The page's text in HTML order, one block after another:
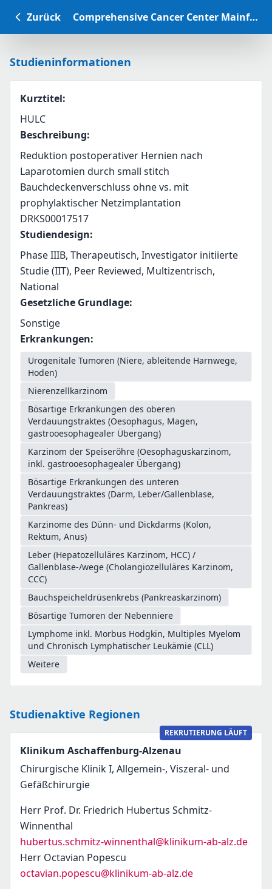
Zurück Comprehensive Cancer Center Mainfranken Studiendatenbank
Studieninformationen
Kurztitel:
HULC
Beschreibung:
Reduktion postoperativer Hernien nach
Laparotomien durch small stitch
Bauchdeckenverschluss ohne vs. mit
prophylaktischer Netzimplantation
DRKS00017517
Studiendesign:
Phase IIIB, Therapeutisch, Investigator initiierte
Studie (IIT), Peer Reviewed, Multizentrisch,
National
Gesetzliche Grundlage:
Sonstige
Erkrankungen:
Urogenitale Tumoren (Niere, ableitende Harnwege,
Hoden)
Nierenzellkarzinom
Bösartige Erkrankungen des oberen
Verdauungstraktes (Oesophagus, Magen,
gastrooesophagealer Übergang)
Karzinom der Speiseröhre (Oesophaguskarzinom,
inkl. gastrooesophagealer Übergang)
Bösartige Erkrankungen des unteren
Verdauungstraktes (Darm, Leber/Gallenblase,
Pankreas)
Karzinome des Dünn- und Dickdarms (Kolon,
Rektum, Anus)
Leber (Hepatozelluläres Karzinom, HCC) /
Gallenblase-/wege (Cholangiozelluläres Karzinom,
CCC)
Bauchspeicheldrüsenkrebs (Pankreaskarzinom)
Bösartige Tumoren der Nebenniere
Lymphome inkl. Morbus Hodgkin, Multiples Myelom
und Chronisch Lymphatischer Leukämie (CLL)
Weitere
Studienaktive Regionen
REKRUTIERUNG LÄUFT
Klinikum Aschaffenburg-Alzenau
Chirurgische Klinik I, Allgemein-, Viszeral- und
Gefäßchirurgie
Herr Prof. Dr. Friedrich Hubertus Schmitz-
Winnenthal
hubertus.schmitz-winnenthal@klinikum-ab-alz.de
Herr Octavian Popescu
octavian.popescu@klinikum-ab-alz.de